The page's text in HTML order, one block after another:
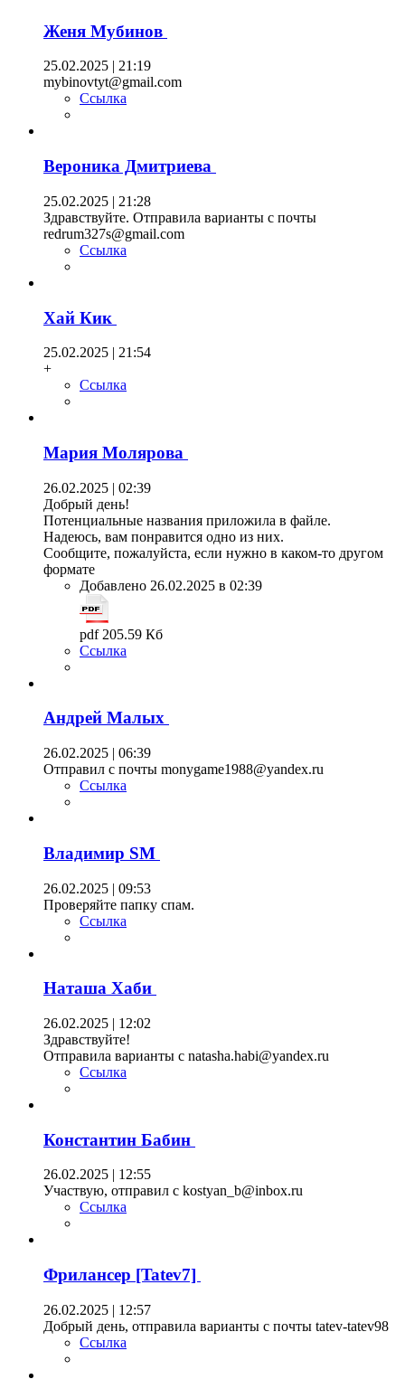
Женя Мубинов
25.02.2025 | 21:19
mybinovtyt@gmail.com
Ссылка
Вероника Дмитриева
25.02.2025 | 21:28
Здравствуйте. Отправила варианты с почты
redrum327s@gmail.com
Ссылка
Хай Кик
25.02.2025 | 21:54
+
Ссылка
Мария Молярова
26.02.2025 | 02:39
Добрый день!
Потенциальные названия приложила в файле.
Надеюсь, вам понравится одно из них.
Сообщите, пожалуйста, если нужно в каком-то другом
формате
Добавлено 26.02.2025 в 02:39
pdf 205.59 Кб
Ссылка
Андрей Малых
26.02.2025 | 06:39
Отправил с почты monygame1988@yandex.ru
Ссылка
Владимир SM
26.02.2025 | 09:53
Проверяйте папку спам.
Ссылка
Наташа Хаби
26.02.2025 | 12:02
Здравствуйте!
Отправила варианты с natasha.habi@yandex.ru
Ссылка
Константин Бабин
26.02.2025 | 12:55
Участвую, отправил с kostyan_b@inbox.ru
Ссылка
Фрилансер [Tatev7]
26.02.2025 | 12:57
Добрый день, отправила варианты с почты tatev-tatev98
Ссылка